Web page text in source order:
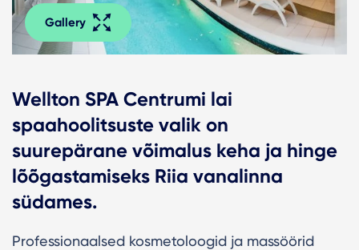
Gallery
Wellton SPA Centrumi lai
spaahoolitsuste valik on
suurepärane võimalus keha ja hinge
lõõgastamiseks Riia vanalinna
südames.
Professionaalsed kosmetoloogid ja massöörid